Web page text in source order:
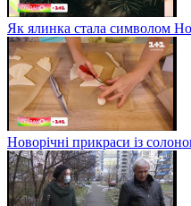
Як ялинка стала символом
Новорічні прикраси із